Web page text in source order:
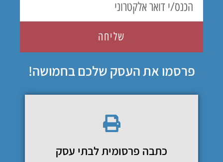
שליחה
פרסמו את העסק שלכם בחמושה!
כתבה פרסומית לבתי עסק